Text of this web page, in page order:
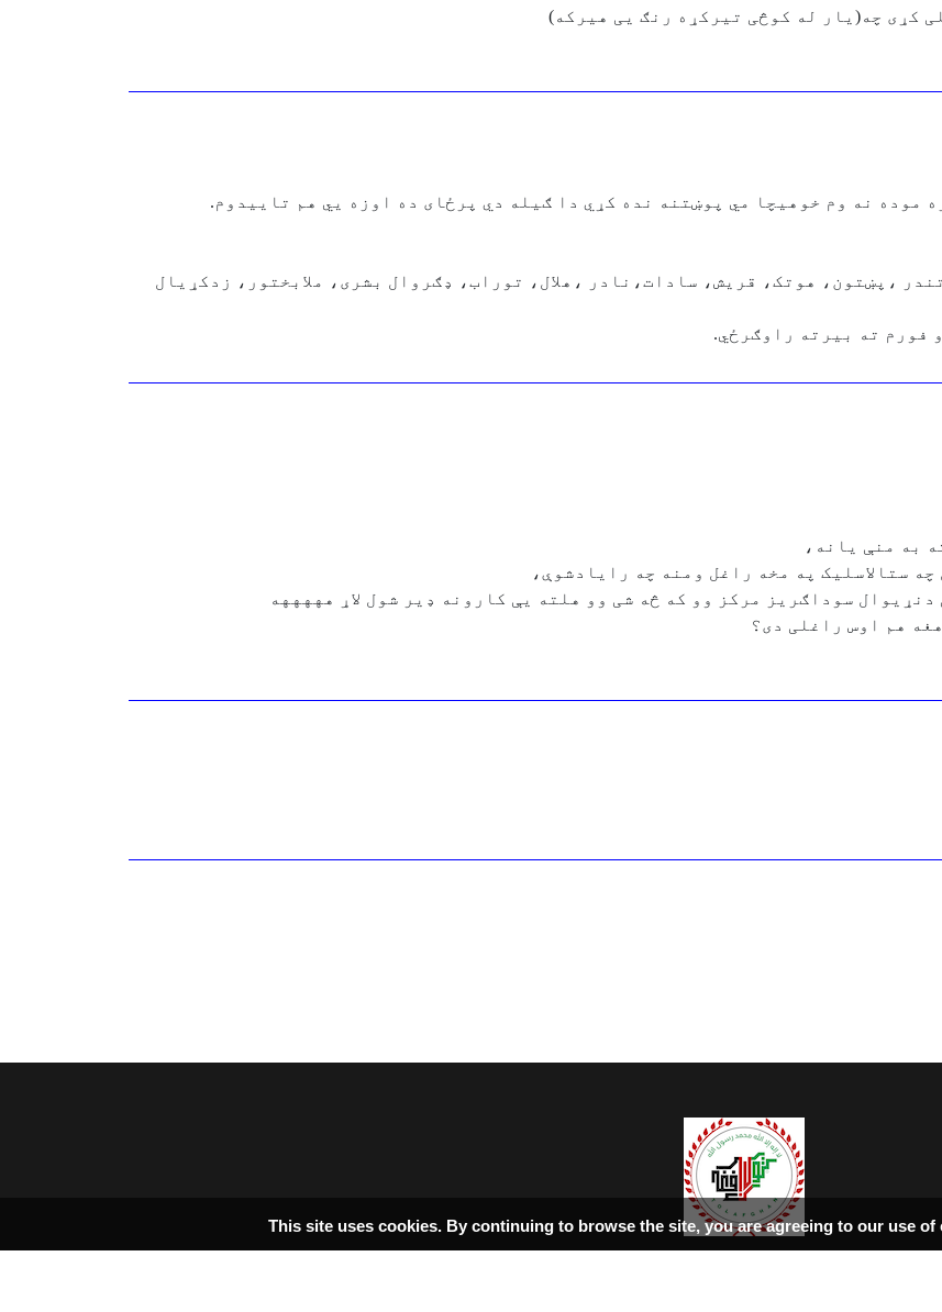
کړی چه(یار له کوڅی تیرکړه رنګ یی هیرکه)
موده نه وم خوهیچا مي پوښتنه نده کړي دا ګیله دي پرځای ده اوزه یي هم تاییدوم.
،پښتون، هوتک، قریش، سادات،نادر ،هلال، توراب، ډګروال بشری، ملابختور، زدکړیال
فورم ته بیرته راوګرځي.
به منې یانه،
ستالاسلیک په مخه راغل ومنه چه رایادشوې،
سوداګریز مرکز وو که څه شی وو هلته یې کارونه ډیر شول لاړ هههههه
هم اوس راغلی دی؟
This site uses cookies. By continuing to browse the site, you are agreeing to our use of